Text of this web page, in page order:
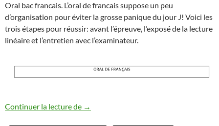
Oral bac francais. L’oral de francais suppose un peu
d’organisation pour éviter la grosse panique du jour J! Voici les
trois étapes pour réussir: avant l’épreuve, l’exposé de la lecture
linéaire et l’entretien avec l’examinateur.
Continuer la lecture de oral bac francais
→